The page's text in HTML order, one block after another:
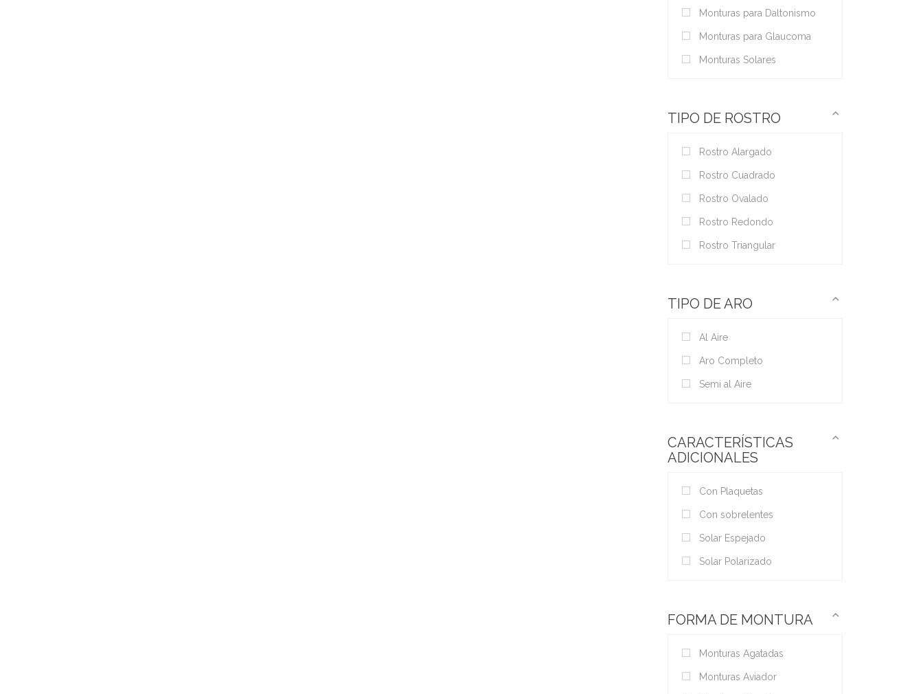
Monturas para Daltonismo
Monturas para Glaucoma
Monturas Solares
TIPO DE ROSTRO
Rostro Alargado
Rostro Cuadrado
Rostro Ovalado
Rostro Redondo
Rostro Triangular
TIPO DE ARO
Al Aire
Aro Completo
Semi al Aire
CARACTERÍSTICAS
ADICIONALES
Con Plaquetas
Con sobrelentes
Solar Espejado
Solar Polarizado
FORMA DE MONTURA
Monturas Agatadas
Monturas Aviador